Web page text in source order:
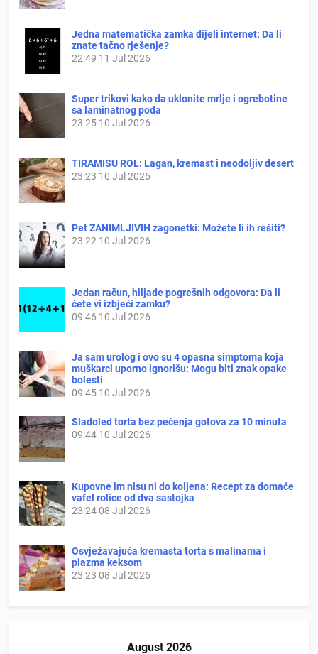
Jedna matematička zamka dijeli internet: Da li
znate tačno rješenje?
22:49 11 Jul 2026
Super trikovi kako da uklonite mrlje i ogrebotine
sa laminatnog poda
23:25 10 Jul 2026
TIRAMISU ROL: Lagan, kremast i neodoljiv desert
23:23 10 Jul 2026
Pet ZANIMLJIVIH zagonetki: Možete li ih rešiti?
23:22 10 Jul 2026
Jedan račun, hiljade pogrešnih odgovora: Da li
ćete vi izbjeći zamku?
09:46 10 Jul 2026
Ja sam urolog i ovo su 4 opasna simptoma koja
muškarci uporno ignorišu: Mogu biti znak opake
bolesti
09:45 10 Jul 2026
Sladoled torta bez pečenja gotova za 10 minuta
09:44 10 Jul 2026
Kupovne im nisu ni do koljena: Recept za domaće
vafel rolice od dva sastojka
23:2408 Jul 2026
Osvježavajuća kremasta torta s malinama i
plazma keksom
23:23 08 Jul 2026
August 2026